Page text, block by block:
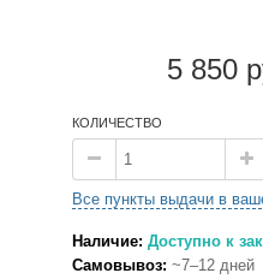
5 850
КОЛИЧЕСТВО
Все пункты выдачи в
Наличие: Доступно к
Самовывоз: ~7–12 дней